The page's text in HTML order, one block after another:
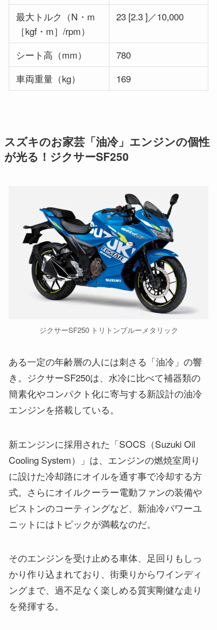
最大トルク（N・m
［kgf・m］/rpm）
23 [2.3 ]／10,000
シート高（mm）
780
車両重量（kg）
169
スズキのお家芸「油冷」エンジンの個性
が光る！ジクサーSF250
ジクサーSF250 トリトンブルーメタリック
ある一定の年齢層の人には刺さる「油冷」の響
き。ジクサーSF250は、水冷に比べて補器類の
簡素化やコンパクト化に寄与する新設計の油冷
エンジンを搭載している。
新エンジンに採用された「SOCS（Suzuki Oil
Cooling System）」は、エンジンの燃焼室周り
に設けた冷却路にオイルを通す事で冷却する方
式。さらにオイルクーラー電動ファンの装備や
ピストンのコーティングなど、新油冷パワーユ
ニットにはトピックが満載なのだ。
そのエンジンを受け止める車体、足回りもしっ
かり作り込まれており、街乗りからワインディ
ングまで、過不足なく楽しめる質実剛健な走り
を発揮する。